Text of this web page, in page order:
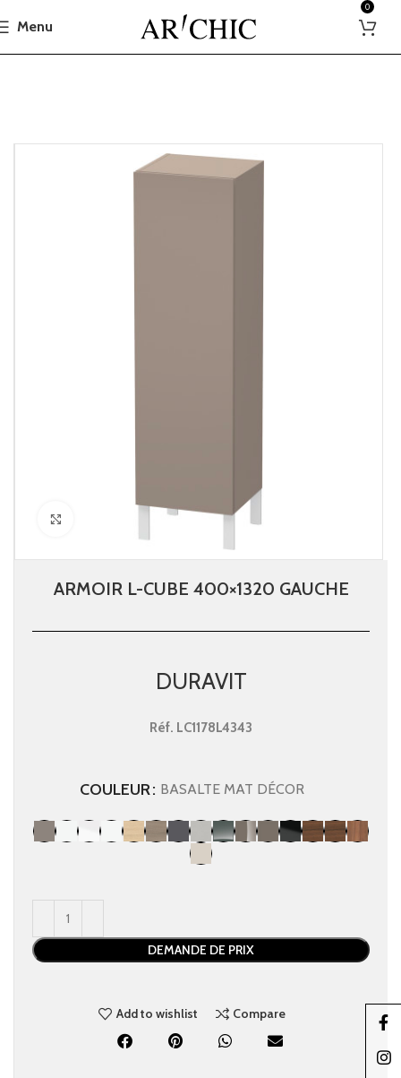
Menu
0
ARMOIR L-CUBE 400×1320 GAUCHE
DURAVIT
Réf. LC1178L4343
COULEUR BASALTE MAT DÉCOR
DEMANDE DE PRIX
Add to wishlist Compare